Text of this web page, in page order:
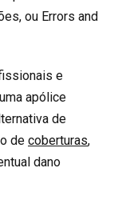
ou Errors and
e
apólice
de
de coberturas,
dano